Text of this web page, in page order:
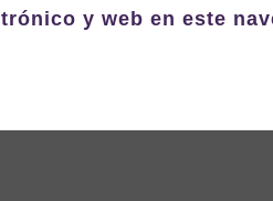
y web en este